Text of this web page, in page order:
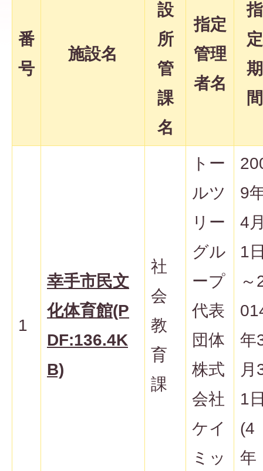
番
号
施設名
設
所
管
課
名
指定
管理
者名
指
定
期
間
1
幸手市民文
化体育館(P
DF:136.4K
B)
社
会
教
育
課
トー
ルツ
リー
グル
ープ
代表
団体
株式
会社
ケイ
ミッ
9
4
1
～
年
月
1
(4
年